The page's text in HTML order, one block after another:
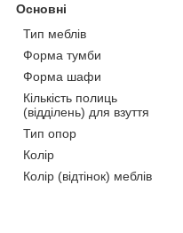
Основні
Тип меблів
Форма тумби
Форма шафи
Кількість полиць
(відділень) для взуття
Тип опор
Колір
Колір (відтінок) меблів